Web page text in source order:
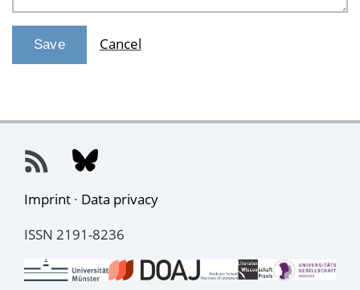
Cancel
Imprint · Data privacy
ISSN 2191-8236